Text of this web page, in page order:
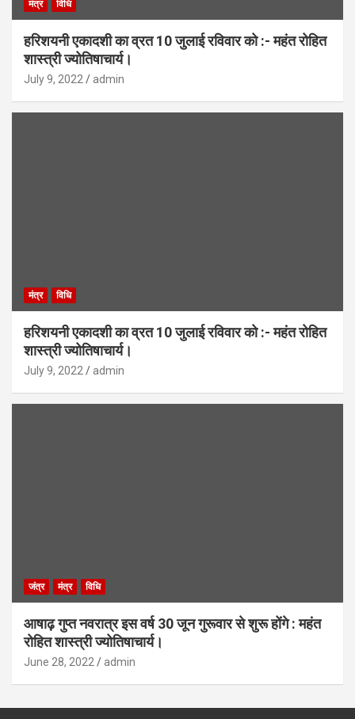
मंत्र विधि
हरिशयनी एकादशी का व्रत 10 जुलाई रविवार को :- महंत रोहित
शास्त्री ज्योतिषाचार्य।
July 9, 2022 admin
मंत्र विधि
हरिशयनी एकादशी का व्रत 10 जुलाई रविवार को :- महंत रोहित
शास्त्री ज्योतिषाचार्य।
July 9, 2022 admin
जंत्र मंत्र विधि
आषाढ़ गुप्त नवरात्र इस वर्ष 30 जून गुरूवार से शुरू होंगे : महंत
रोहित शास्त्री ज्योतिषाचार्य।
June 28, 2022 admin